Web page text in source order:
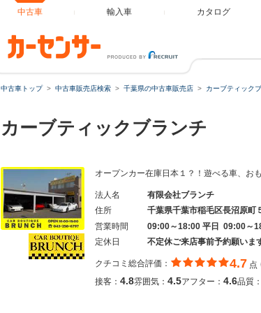
中古車 輸入車 カタログ
中古車トップ 中古車販売店検索 千葉県の中古車販売店 カーブティック
カーブティックブランチ
オープンカー在庫日本１？！遊べる車、お
法人名
有限会社ブランチ
住所
千葉県千葉市稲毛区長沼原町
営業時間
09:00～18:00 平日 09:00～
定休日
不定休ご来店事前予約願いま
クチコミ総合評価： 4.7 点
接客： 4.8雰囲気： 4.5アフター： 4.6品質：